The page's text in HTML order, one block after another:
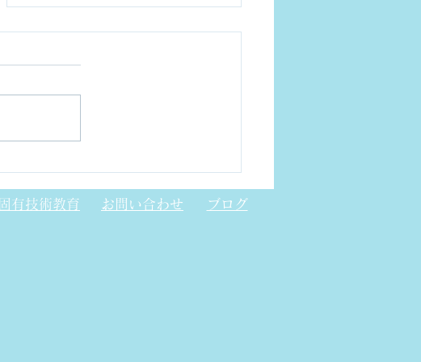
フォトニック結晶レーザー
(PCSEL)について
固有技術教育 ブログ
お問い合わせ